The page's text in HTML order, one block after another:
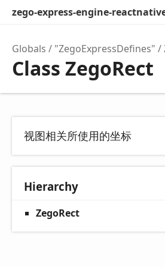
zego-express-engine-
Globals "ZegoExpressDefines"
Class ZegoRect
视图相关所使用的坐标
Hierarchy
ZegoRect